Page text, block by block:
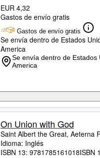
EUR 4,32
Gastos de envío gratis
Gastos de envío gratis
Se envía dentro de Estados
America
Se envía dentro de Estados
America
On Union with God
Saint Albert the Great, Aeterna
Idioma: Inglés
ISBN 13: 9781785161018ISBN